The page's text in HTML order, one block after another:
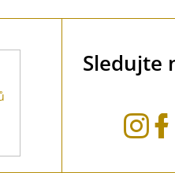
Sledujte